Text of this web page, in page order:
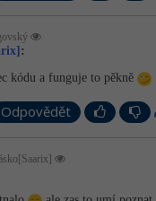
:
kódu a funguje to pěkně
Odpovědět